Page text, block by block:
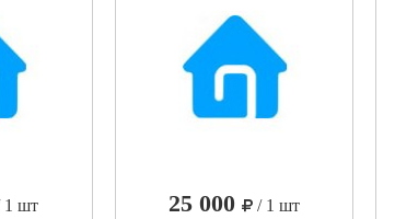
1 шт
25 000
/ 1 шт